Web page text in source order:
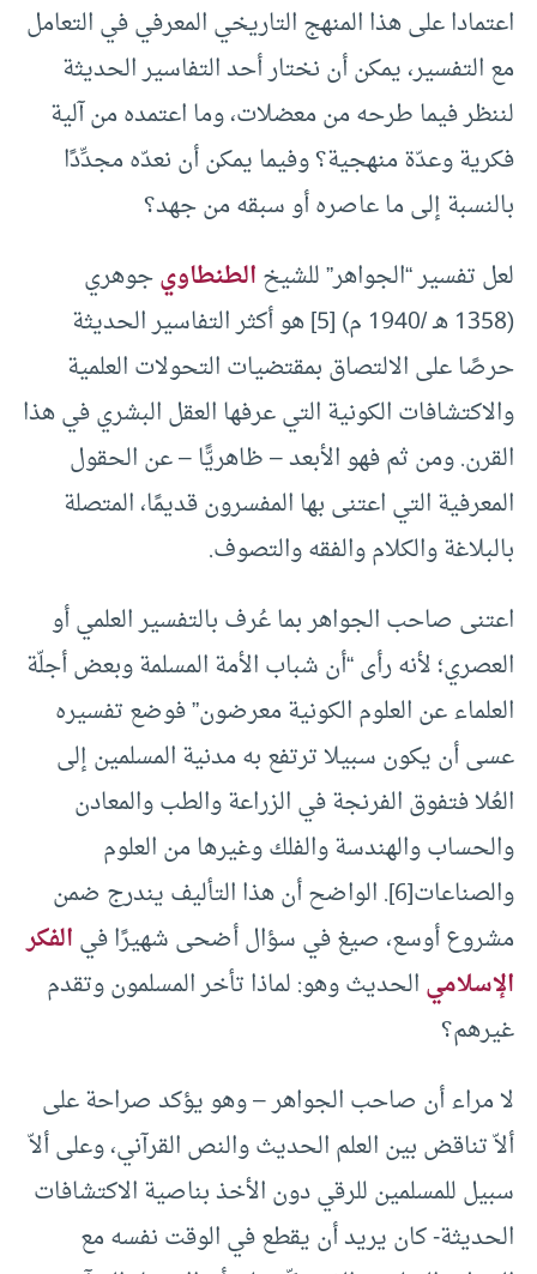
اعتمادا على هذا المنهج التاريخي المعرفي في التعامل
مع التفسير، يمكن أن نختار أحد التفاسير الحديثة
لننظر فيما طرحه من معضلات، وما اعتمده من آلية
فكرية وعدّة منهجية؟ وفيما يمكن أن نعدّه مجدِّدًا
بالنسبة إلى ما عاصره أو سبقه من جهد؟
لعل تفسير “الجواهر” للشيخالطنطاويجوهري
(1358 هـ /1940 م) [5] هو أكثر التفاسير الحديثة
حرصًا على الالتصاق بمقتضيات التحولات العلمية
والاكتشافات الكونية التي عرفها العقل البشري في هذا
القرن. ومن ثم فهو الأبعد – ظاهريًّا – عن الحقول
المعرفية التي اعتنى بها المفسرون قديمًا، المتصلة
بالبلاغة والكلام والفقه والتصوف.
اعتنى صاحب الجواهر بما عُرف بالتفسير العلمي أو
العصري؛ لأنه رأى “أن شباب الأمة المسلمة وبعض أجلّة
العلماء عن العلوم الكونية معرضون” فوضع تفسيره
عسى أن يكون سبيلا ترتفع به مدنية المسلمين إلى
العُلا فتفوق الفرنجة في الزراعة والطب والمعادن
والحساب والهندسة والفلك وغيرها من العلوم
والصناعات[6]. الواضح أن هذا التأليف يندرج ضمن
مشروع أوسع، صيغ في سؤال أضحى شهيرًا فيالفكر
الإسلاميالحديث وهو: لماذا تأخر المسلمون وتقدم
غيرهم؟
لا مراء أن صاحب الجواهر – وهو يؤكد صراحة على
ألاّ تناقض بين العلم الحديث والنص القرآني، وعلى ألاّ
سبيل للمسلمين للرقي دون الأخذ بناصية الاكتشافات
الحديثة- كان يريد أن يقطع في الوقت نفسه مع